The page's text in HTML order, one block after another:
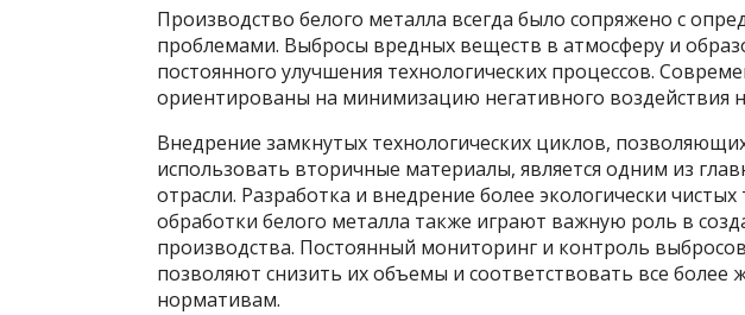
Производство белого металла всегда было сопряжено с
проблемами. Выбросы вредных веществ в атмосферу и
постоянного улучшения технологических процессов.
ориентированы на минимизацию негативного воздействия
Внедрение замкнутых технологических циклов,
использовать вторичные материалы, является одним из
отрасли. Разработка и внедрение более экологически чистых
обработки белого металла также играют важную роль в
производства. Постоянный мониторинг и контроль
позволяют снизить их объемы и соответствовать все более
нормативам.